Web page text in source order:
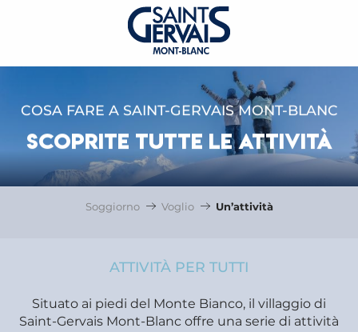
COSA FARE A SAINT-GERVAIS MONT-BLANC
SCOPRITE TUTTE LE ATTIVITÀ
Soggiorno Voglio Un’attività
ATTIVITÀ PER TUTTI
Situato ai piedi del Monte Bianco, il villaggio di
Saint-Gervais Mont-Blanc offre una serie di attività